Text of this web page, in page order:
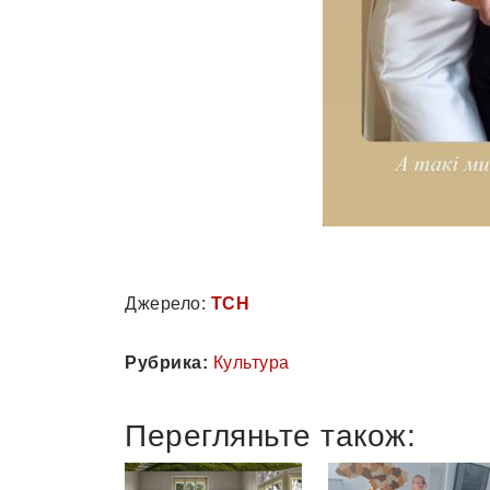
Джерело: ТСН
Рубрика: Культура
Перегляньте також: